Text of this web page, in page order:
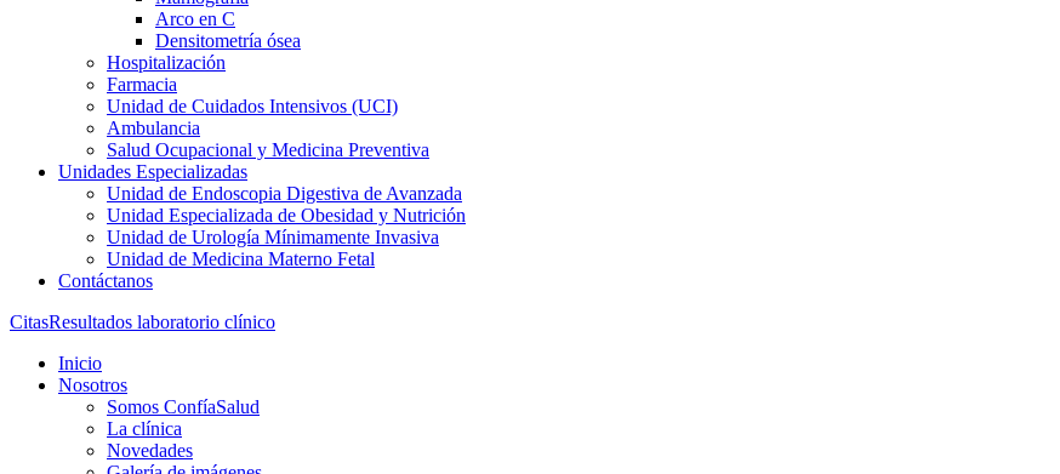
Arco en C
Densitometría ósea
Hospitalización
Farmacia
Unidad de Cuidados Intensivos (UCI)
Ambulancia
Salud Ocupacional y Medicina Preventiva
Unidades Especializadas
Unidad de Endoscopia Digestiva de Avanzada
Unidad Especializada de Obesidad y Nutrición
Unidad de Urología Mínimamente Invasiva
Unidad de Medicina Materno Fetal
Contáctanos
CitasResultados laboratorio clínico
Inicio
Nosotros
Somos ConfíaSalud
La clínica
Novedades